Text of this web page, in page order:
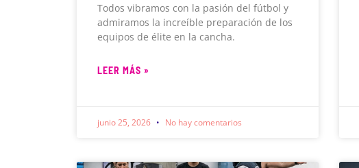
Todos vibramos con la pasión del fútbol y
admiramos la increíble preparación de los
equipos de élite en la cancha.
LEER MÁS »
junio 25, 2026 No hay comentarios